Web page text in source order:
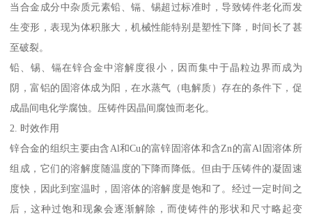
当合金成分中杂质元素铅、镉、锡超过标准时，导致铸件老化而发
生变形，表现为体积胀大，机械性能特别是塑性下降，时间长了甚
至破裂。
铅、锡、镉在锌合金中溶解度很小，因而集中于晶粒边界而成为
阴，富铝的固溶体成为阳，在水蒸气（电解质）存在的条件下，促
成晶间电化学腐蚀。压铸件因晶间腐蚀而老化。
2. 时效作用
锌合金的组织主要由含Al和Cu的富锌固溶体和含Zn的富Al固溶体所
组成，它们的溶解度随温度的下降而降低。但由于压铸件的凝固速
度快，因此到室温时，固溶体的溶解度是饱和了。经过一定时间之
后，这种过饱和现象会逐渐解除，而使铸件的形状和尺寸略起变